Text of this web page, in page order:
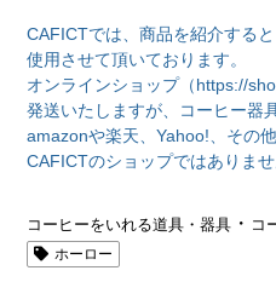
CAFICTでは、商品を紹介する
使用させて頂いております。
オンラインショップ（https://
発送いたしますが、コーヒー器
amazonや楽天、Yahoo!、その
CAFICTのショップではありま
コーヒーをいれる道具・器具 ・ コ
ホーロー